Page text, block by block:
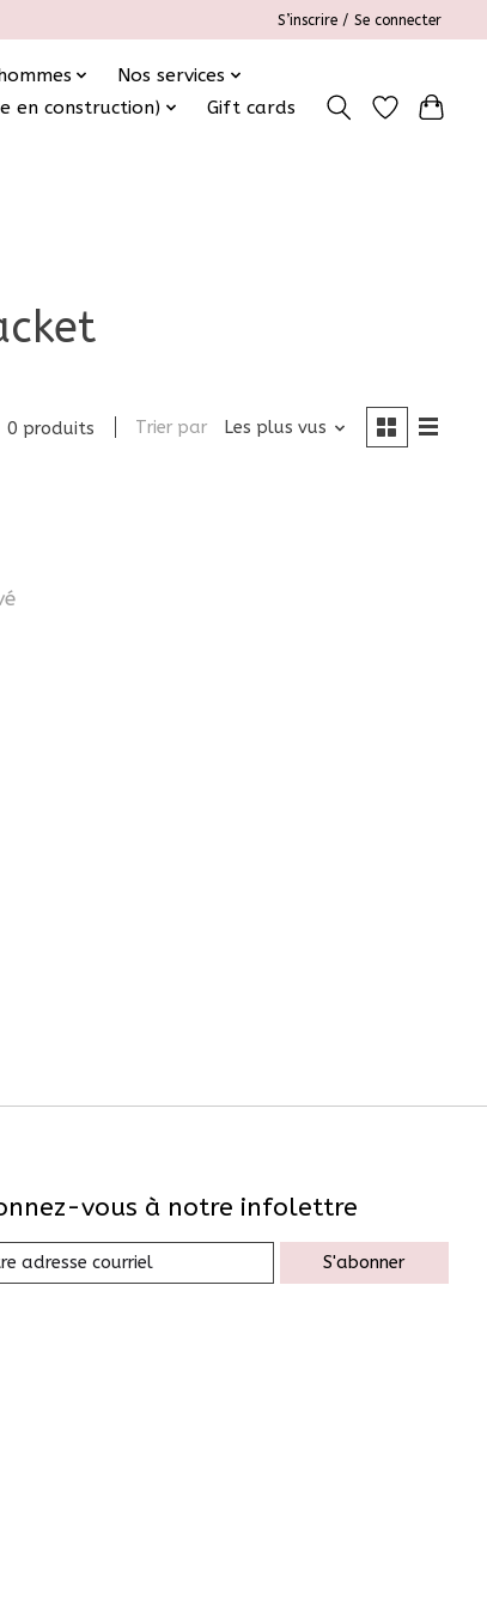
S’inscrire / Se connecter
Nos services
en construction)
Gift cards
0 produits Trier par Les plus vus
vous à notre infolettre
S'abonner